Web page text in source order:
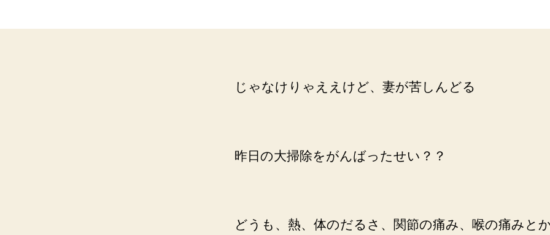
フ
ザ？
じゃなけりゃええけど、妻が苦しんどる
昨日の大掃除をがんばったせい？？
どうも、熱、体のだるさ、関節の痛み、喉の痛みと